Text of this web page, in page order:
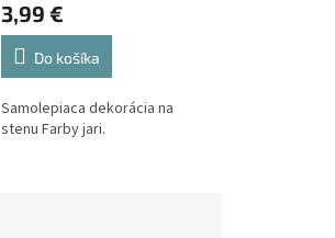
3,99 €
Do košíka
Samolepiaca dekorácia na
stenu Farby jari.